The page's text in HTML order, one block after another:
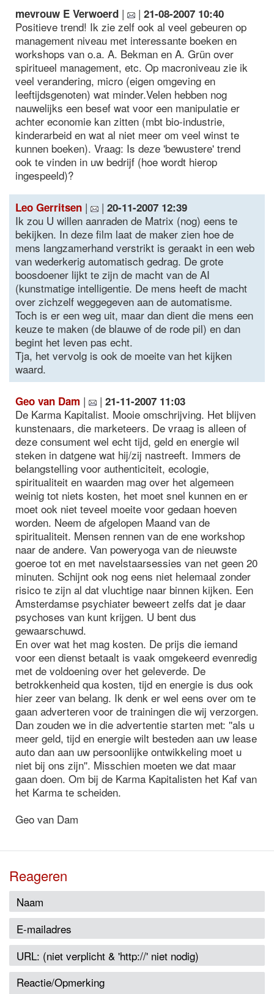
mevrouw E Verwoerd | | 21-08-2007 10:40
Positieve trend! Ik zie zelf ook al veel gebeuren op
management niveau met interessante boeken en
workshops van o.a. A. Bekman en A. Grün over
spiritueel management, etc. Op macroniveau zie ik
veel verandering, micro (eigen omgeving en
leeftijdsgenoten) wat minder.Velen hebben nog
nauwelijks een besef wat voor een manipulatie er
achter economie kan zitten (mbt bio-industrie,
kinderarbeid en wat al niet meer om veel winst te
kunnen boeken). Vraag: Is deze 'bewustere' trend
ook te vinden in uw bedrijf (hoe wordt hierop
ingespeeld)?
Leo Gerritsen | | 20-11-2007 12:39
Ik zou U willen aanraden de Matrix (nog) eens te
bekijken. In deze film laat de maker zien hoe de
mens langzamerhand verstrikt is geraakt in een web
van wederkerig automatisch gedrag. De grote
boosdoener lijkt te zijn de macht van de AI
(kunstmatige intelligentie. De mens heeft de macht
over zichzelf weggegeven aan de automatisme.
Toch is er een weg uit, maar dan dient die mens een
keuze te maken (de blauwe of de rode pil) en dan
begint het leven pas echt.
Tja, het vervolg is ook de moeite van het kijken
waard.
Geo van Dam | | 21-11-2007 11:03
De Karma Kapitalist. Mooie omschrijving. Het blijven
kunstenaars, die marketeers. De vraag is alleen of
deze consument wel echt tijd, geld en energie wil
steken in datgene wat hij/zij nastreeft. Immers de
belangstelling voor authenticiteit, ecologie,
spiritualiteit en waarden mag over het algemeen
weinig tot niets kosten, het moet snel kunnen en er
moet ook niet teveel moeite voor gedaan hoeven
worden. Neem de afgelopen Maand van de
spiritualiteit. Mensen rennen van de ene workshop
naar de andere. Van poweryoga van de nieuwste
goeroe tot en met navelstaarsessies van net geen 20
minuten. Schijnt ook nog eens niet helemaal zonder
risico te zijn al dat vluchtige naar binnen kijken. Een
Amsterdamse psychiater beweert zelfs dat je daar
psychoses van kunt krijgen. U bent dus
gewaarschuwd.
En over wat het mag kosten. De prijs die iemand
voor een dienst betaalt is vaak omgekeerd evenredig
met de voldoening over het geleverde. De
betrokkenheid qua kosten, tijd en energie is dus ook
hier zeer van belang. Ik denk er wel eens over om te
gaan adverteren voor de trainingen die wij verzorgen.
Dan zouden we in die advertentie starten met: ''als u
meer geld, tijd en energie wilt besteden aan uw lease
auto dan aan uw persoonlijke ontwikkeling moet u
niet bij ons zijn''. Misschien moeten we dat maar
gaan doen. Om bij de Karma Kapitalisten het Kaf van
het Karma te scheiden.
Geo van Dam
Reageren